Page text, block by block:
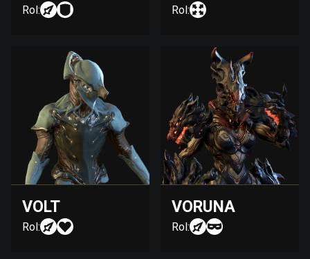
Rol: Rol:
VOLT
Rol:
VORUNA
Rol: